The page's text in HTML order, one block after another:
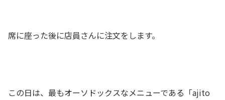
席に座った後に店員さんに注文をします。
この日は、最もオーソドックスなメニューである「ajito